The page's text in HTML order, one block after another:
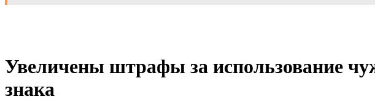
Увеличены штрафы за использование
знака